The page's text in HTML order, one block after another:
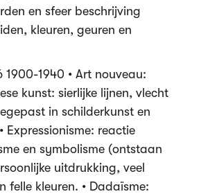
en sfeer beschrijving
kleuren, geuren en
1900-1940 • Art nouveau:
kunst: sierlijke lijnen, vlecht
in schilderkunst en
Expressionisme: reactie
en symbolisme (ontstaan
uitdrukking, veel
felle kleuren. • Dadaïsme: